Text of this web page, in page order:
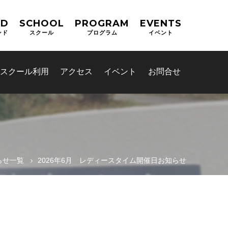
ド
SCHOOL
スクール
PROGRAM
プログラム
EVENTS
イベント
スクール利用 アクセス イベント お問合せ
せ一覧 2026年6月 レディースタイム開催日お知らせ